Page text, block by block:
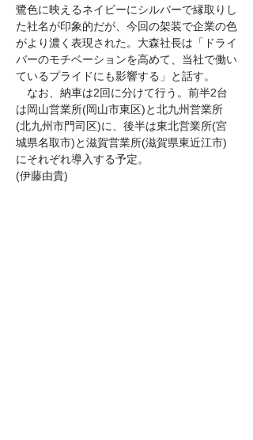
鷺色に映えるネイビーにシルバーで縁取りし
た社名が印象的だが、今回の架装で企業の色
がより濃く表現された。大森社長は「ドライ
バーのモチベーションを高めて、当社で働い
ているプライドにも影響する」と話す。
なお、納車は2回に分けて行う。前半2台
は岡山営業所(岡山市東区)と北九州営業所
(北九州市門司区)に、後半は東北営業所(宮
城県名取市)と滋賀営業所(滋賀県東近江市)
にそれぞれ導入する予定。
(伊藤由貴)